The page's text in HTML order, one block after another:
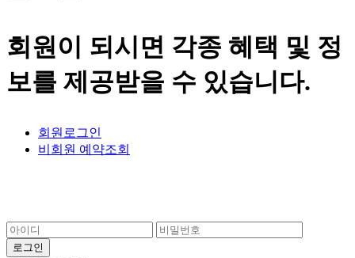
회원이 되시면 각종 혜택 및 정
보를 제공받을 수 있습니다.
회원로그인
비회원 예약조회